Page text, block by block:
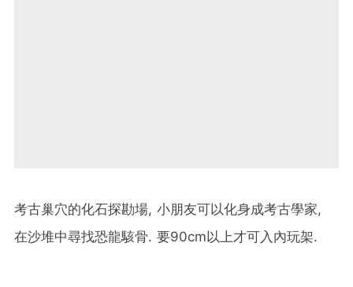
考古巢穴的化石探勘場, 小朋友可以化身成考古學家,
在沙堆中尋找恐龍駭骨. 要90cm以上才可入內玩架.